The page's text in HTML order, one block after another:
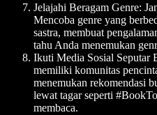
Jelajahi Beragam Genre:
Mencoba genre yang
sastra, membuat
tahu Anda menemukan
Ikuti Media Sosial Seputar
memiliki komunitas
menemukan rekomendasi
lewat tagar seperti
membaca.